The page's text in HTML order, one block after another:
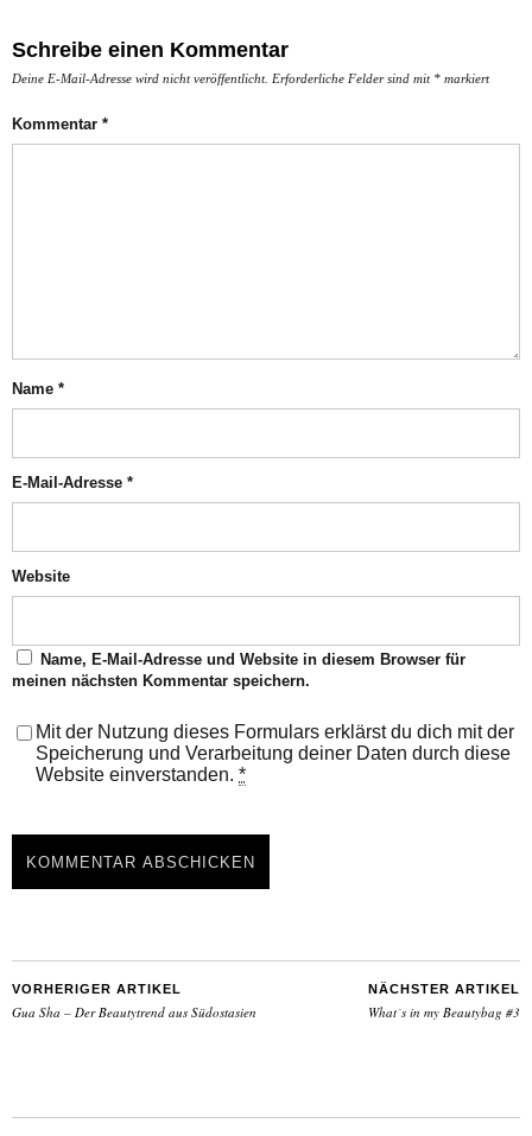
Schreibe einen Kommentar
Deine E-Mail-Adresse wird nicht veröffentlicht. Erforderliche Felder sind mit * markiert
Kommentar *
Name *
E-Mail-Adresse *
Website
Name, E-Mail-Adresse und Website in diesem Browser für
meinen nächsten Kommentar speichern.
Mit der Nutzung dieses Formulars erklärst du dich mit der
Speicherung und Verarbeitung deiner Daten durch diese
Website einverstanden. *
VORHERIGER ARTIKEL
Gua Sha – Der Beautytrend aus Südostasien
NÄCHSTER ARTIKEL
What´s in my Beautybag #3